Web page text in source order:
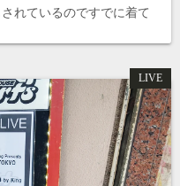
れているのですでに着て
LIVE